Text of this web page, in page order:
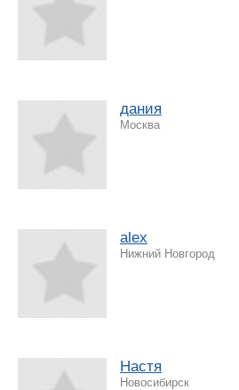
дания
Москва
alex
Нижний Новгород
Настя
Новосибирск